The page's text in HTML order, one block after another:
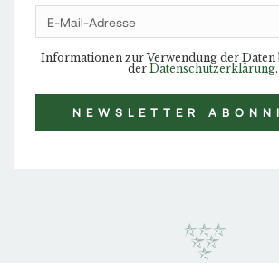
Informationen zur Verwendung der Daten
der Datenschutzerklärung.
NEWSLETTER